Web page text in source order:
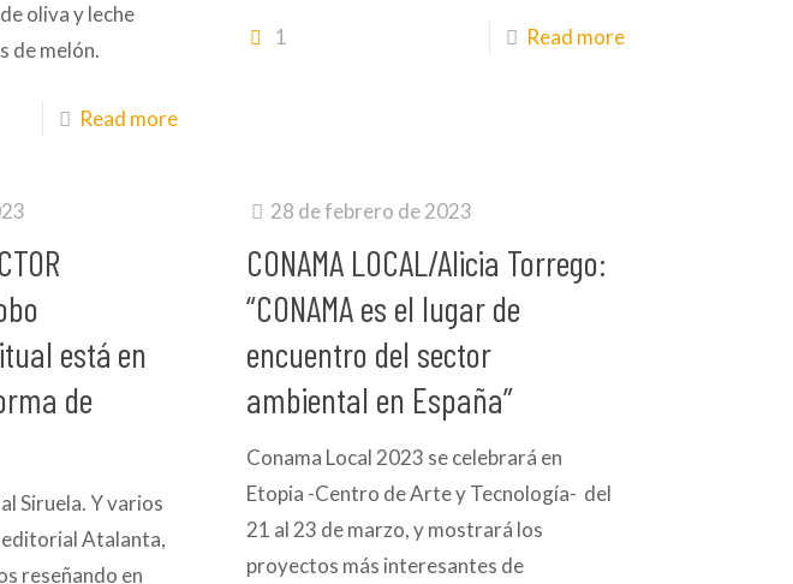
oliva y leche
de melón.
Read more
1 Read more
está en
de
Siruela. Y varios
editorial Atalanta,
reseñando en
28 de febrero de 2023
CONAMA LOCAL/Alicia Torrego:
“CONAMA es el lugar de
encuentro del sector
ambiental en España”
Conama Local 2023 se celebrará en
Etopia -Centro de Arte y Tecnología- del
21 al 23 de marzo, y mostrará los
proyectos más interesantes de